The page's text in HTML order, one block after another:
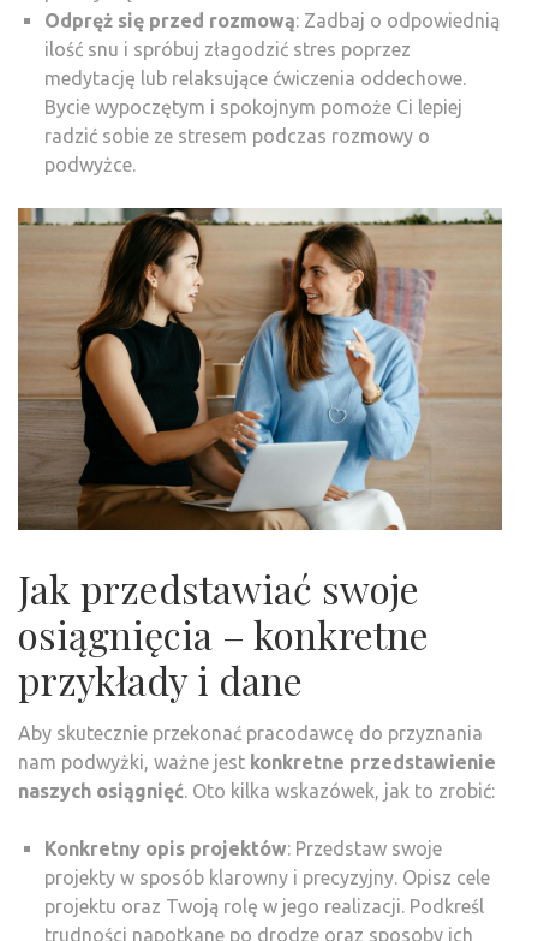
Odpręż się przed rozmową: Zadbaj o odpowiednią
ilość snu i spróbuj złagodzić stres poprzez
medytację lub relaksujące ćwiczenia oddechowe.
Bycie wypoczętym i spokojnym pomoże Ci lepiej
radzić sobie ze stresem podczas rozmowy o
podwyżce.
Jak przedstawiać swoje
osiągnięcia – konkretne
przykłady i dane
Aby skutecznie przekonać pracodawcę do przyznania
nam podwyżki, ważne jest konkretne przedstawienie
naszych osiągnięć. Oto kilka wskazówek, jak to zrobić:
Konkretny opis projektów: Przedstaw swoje
projekty w sposób klarowny i precyzyjny. Opisz cele
projektu oraz Twoją rolę w jego realizacji. Podkreśl
trudności napotkane po drodze oraz sposoby ich